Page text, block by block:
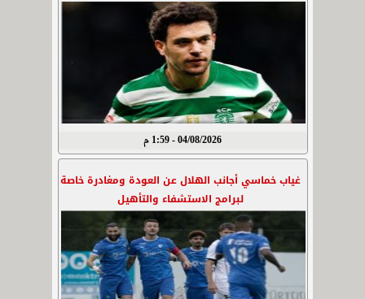
04/08/2026 - 1:59 م
غياب خماسي أجانب الهلال عن العودة ومغادرة خاصة
لبرامج الاستشفاء والتأهيل